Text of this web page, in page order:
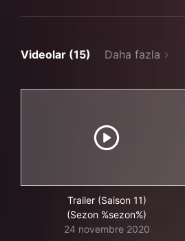
Videolar (15) Daha fazla
Trailer (Saison 11)
(Sezon %sezon%)
24 novembre 2020